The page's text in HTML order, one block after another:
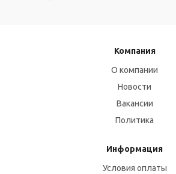
Компания
О компании
Новости
Вакансии
Политика
Информация
Условия оплаты